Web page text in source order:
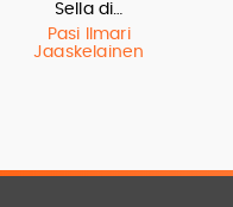
Sella di…
Pasi Ilmari
Jaaskelainen